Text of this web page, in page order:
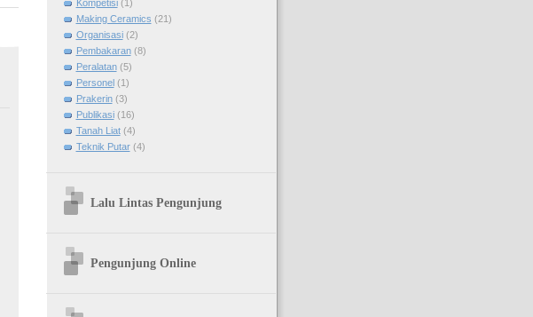
Kompetisi (1)
Making Ceramics (21)
Organisasi (2)
Pembakaran (8)
Peralatan (5)
Personel (1)
Prakerin (3)
Publikasi (16)
Tanah Liat (4)
Teknik Putar (4)
Lalu Lintas Pengunjung
Pengunjung Online